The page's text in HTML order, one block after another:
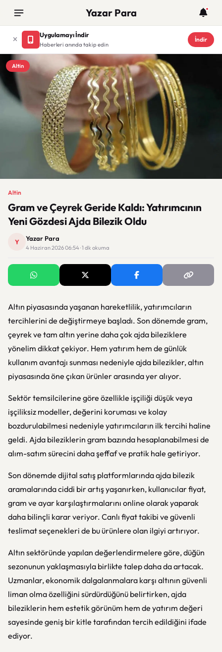
Yazar Para
Uygulamayı İndir
Haberleri anında takip edin
İndir
Altin
Altin
Gram ve Çeyrek Geride Kaldı: Yatırımcının
Yeni Gözdesi Ajda Bilezik Oldu
Y Yazar Para
4 Haziran 2026 06:54 · 1 dk okuma
Altın piyasasında yaşanan hareketlilik, yatırımcıların
tercihlerini de değiştirmeye başladı. Son dönemde gram,
çeyrek ve tam altın yerine daha çok ajda bileziklere
yönelim dikkat çekiyor. Hem yatırım hem de günlük
kullanım avantajı sunması nedeniyle ajda bilezikler, altın
piyasasında öne çıkan ürünler arasında yer alıyor.
Sektör temsilcilerine göre özellikle işçiliği düşük veya
işçiliksiz modeller, değerini koruması ve kolay
bozdurulabilmesi nedeniyle yatırımcıların ilk tercihi haline
geldi. Ajda bileziklerin gram bazında hesaplanabilmesi de
alım-satım sürecini daha şeffaf ve pratik hale getiriyor.
Son dönemde dijital satış platformlarında ajda bilezik
aramalarında ciddi bir artış yaşanırken, kullanıcılar fiyat,
gram ve ayar karşılaştırmalarını online olarak yaparak
daha bilinçli karar veriyor. Canlı fiyat takibi ve güvenli
teslimat seçenekleri de bu ürünlere olan ilgiyi artırıyor.
Altın sektöründe yapılan değerlendirmelere göre, düğün
sezonunun yaklaşmasıyla birlikte talep daha da artacak.
Uzmanlar, ekonomik dalgalanmalara karşı altının güvenli
liman olma özelliğini sürdürdüğünü belirtirken, ajda
bileziklerin hem estetik görünüm hem de yatırım değeri
sayesinde geniş bir kitle tarafından tercih edildiğini ifade
ediyor.